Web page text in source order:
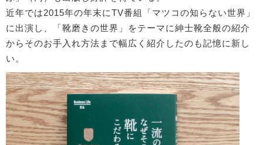
近年では2015年の年末にTV番組「マツコの知らない世界」
に出演し、「靴磨きの世界」をテーマに紳士靴全般の紹介
からそのお手入れ方法まで幅広く紹介したのも記憶に新し
い。